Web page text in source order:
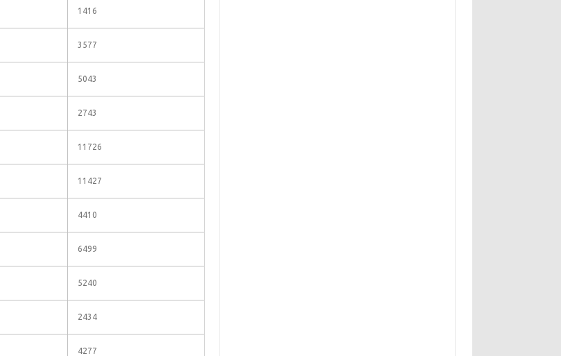
1416
3577
5043
2743
11726
11427
4410
6499
5240
2434
4277